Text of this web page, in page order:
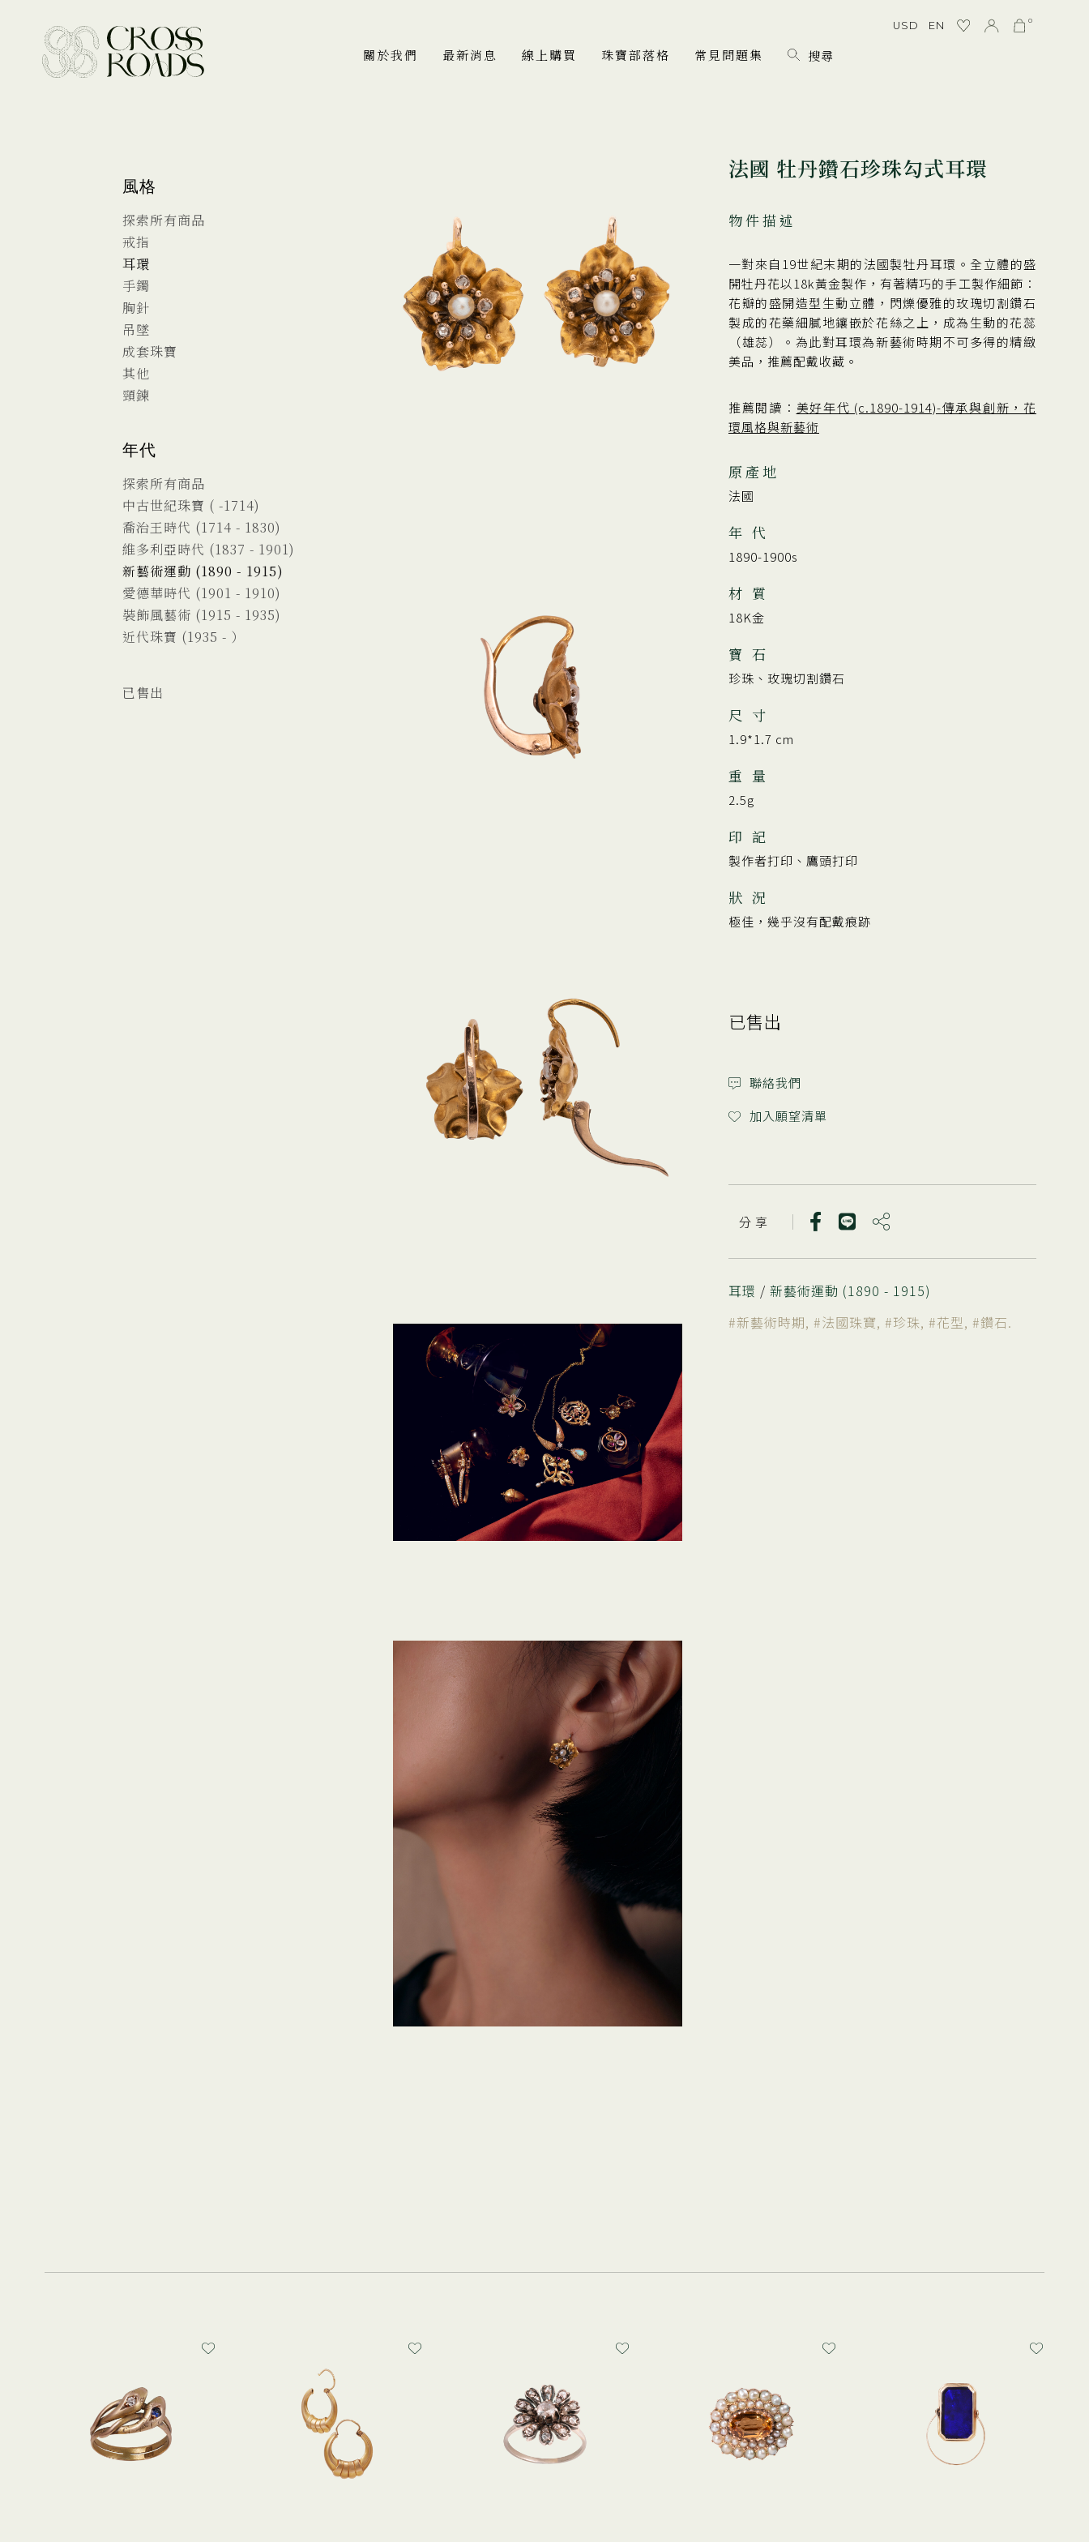
關於我們 最新消息 線上購買 珠寶部落格 常見問題集
USD EN 0
風格
探索所有商品
戒指
耳環
手鐲
胸針
吊墜
成套珠寶
其他
頸鍊
年代
探索所有商品
中古世紀珠寶 ( -1714)
喬治王時代 (1714 - 1830)
維多利亞時代 (1837 - 1901)
新藝術運動 (1890 - 1915)
愛德華時代 (1901 - 1910)
裝飾風藝術 (1915 - 1935)
近代珠寶 (1935 - ）
已售出
法國 牡丹鑽石珍珠勾式耳環
物件描述
一對來自19世紀末期的法國製牡丹耳環。全立體的盛
開牡丹花以18k黃金製作，有著精巧的手工製作細節：
花瓣的盛開造型生動立體，閃爍優雅的玫瑰切割鑽石
製成的花藥細膩地鑲嵌於花絲之上，成為生動的花蕊
（雄蕊）。為此對耳環為新藝術時期不可多得的精緻
美品，推薦配戴收藏。
推薦閱讀： 美好年代 (c.1890-1914)-傳承與創新，花
環風格與新藝術
原產地
法國
年 代
1890-1900s
材 質
18K金
寶 石
珍珠、玫瑰切割鑽石
尺 寸
1.9*1.7 cm
重 量
2.5g
印 記
製作者打印、鷹頭打印
狀 況
極佳，幾乎沒有配戴痕跡
已售出
聯絡我們
加入願望清單
分 享
耳環 / 新藝術運動 (1890 - 1915)
#新藝術時期, #法國珠寶, #珍珠, #花型, #鑽石.